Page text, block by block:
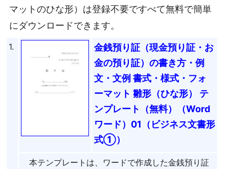
マットのひな形）は登録不要ですべて無料で簡単
にダウンロードできます。
1.
金銭預り証（現金預り証・お
金の預り証）の書き方・例
文・文例 書式・様式・フォ
ーマット 雛形（ひな形） テ
ンプレート（無料）（Word
ワード）01（ビジネス文書形
式①）
本テンプレートは、ワードで作成した金銭預り証